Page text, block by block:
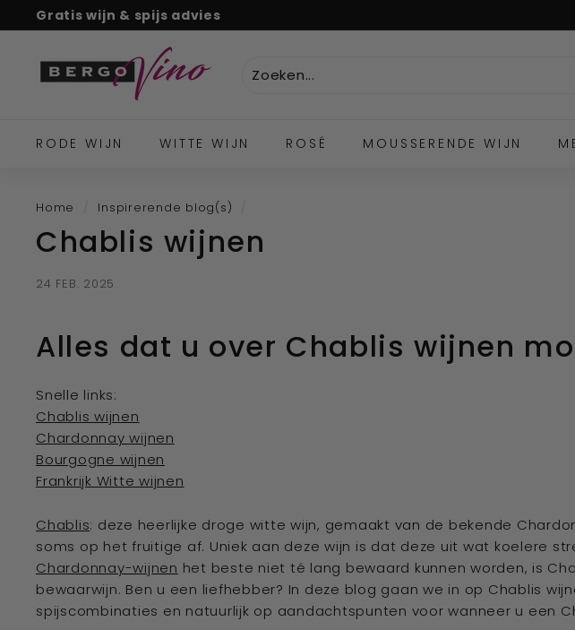
tekst
diavoorstelling
Gratis wijn & spijs advies
B
e
o
n
o
w
n
l
n
e
w
i
j
n
a
d
v
i
RODE WIJN WITTE WIJN ROSÉ MOUSSERENDE WIJN
Home Inspirerende blog(s)
Chablis wijnen
24 FEB. 2025
Alles dat u over Chablis wijnen
Snelle links:
Chablis wijnen
Chardonnay wijnen
Bourgogne wijnen
Frankrijk Witte wijnen
Chablis: deze heerlijke droge witte wijn, gemaakt van de bekende
soms op het fruitige af. Uniek aan deze wijn is dat deze uit wat koelere
Chardonnay-wijnen het beste niet té lang bewaard kunnen worden, is
bewaarwijn. Ben u een liefhebber? In deze blog gaan we in op Chablis
spijscombinaties en natuurlijk op aandachtspunten voor wanneer u een